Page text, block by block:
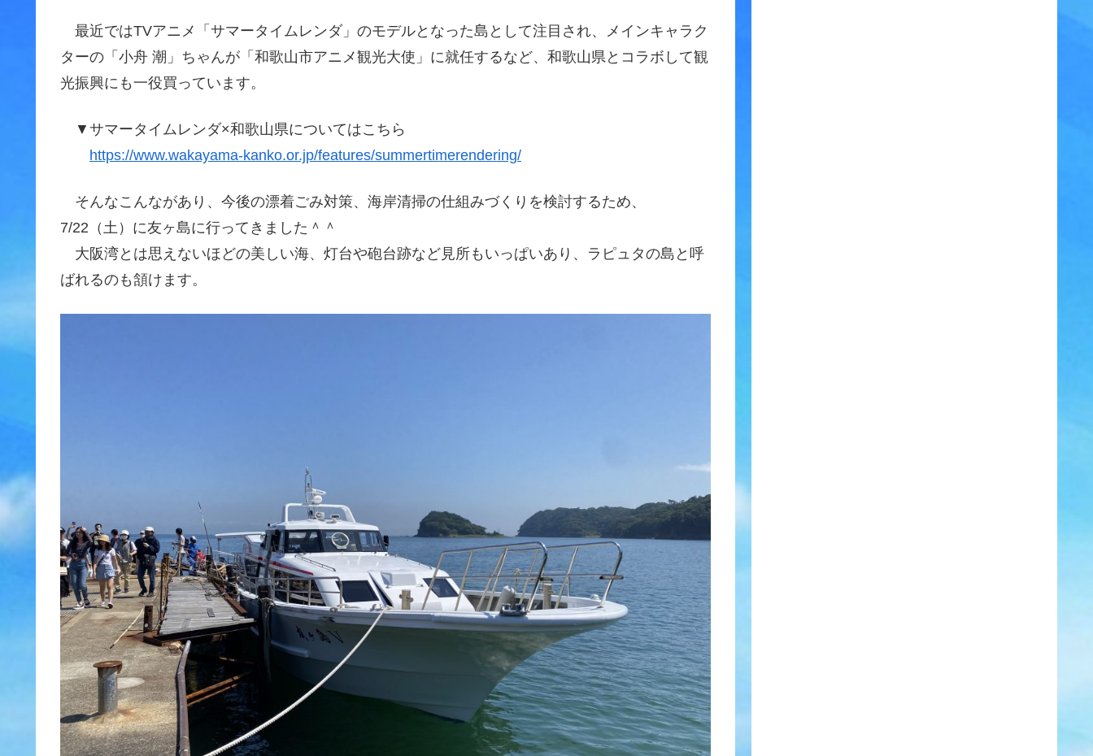
最近ではTVアニメ「サマータイムレンダ」のモデルとなった島として注目され、メインキャラク
ターの「小舟 潮」ちゃんが「和歌山市アニメ観光大使」に就任するなど、和歌山県とコラボして観
光振興にも一役買っています。
▼サマータイムレンダ×和歌山県についてはこちら
https://www.wakayama-kanko.or.jp/features/summertimerendering/
そんなこんながあり、今後の漂着ごみ対策、海岸清掃の仕組みづくりを検討するため、
7/22（土）に友ヶ島に行ってきました＾＾
大阪湾とは思えないほどの美しい海、灯台や砲台跡など見所もいっぱいあり、ラピュタの島と呼
ばれるのも頷けます。